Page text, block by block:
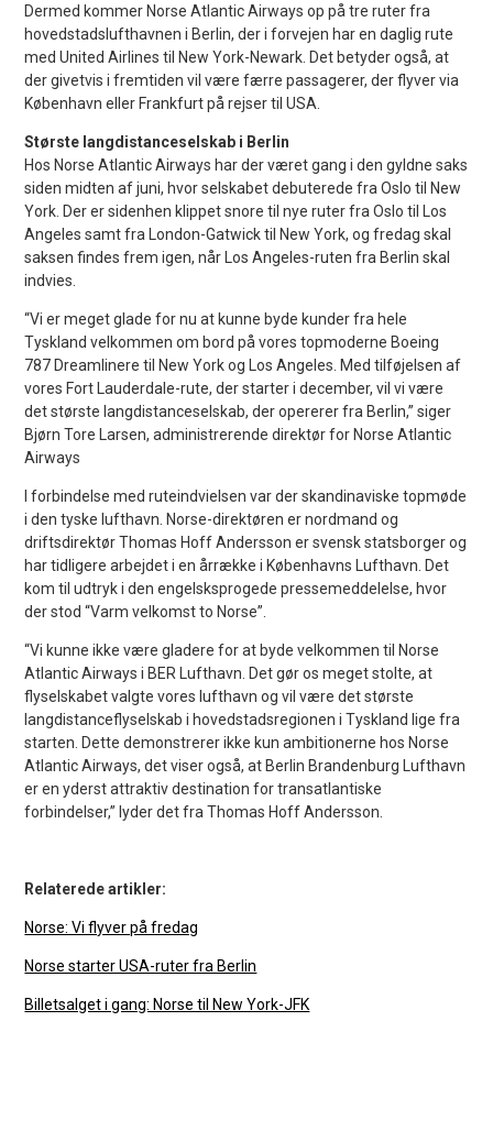
Dermed kommer Norse Atlantic Airways op på tre ruter fra
hovedstadslufthavnen i Berlin, der i forvejen har en daglig rute
med United Airlines til New York-Newark. Det betyder også, at
der givetvis i fremtiden vil være færre passagerer, der flyver via
København eller Frankfurt på rejser til USA.
Største langdistanceselskab i Berlin
Hos Norse Atlantic Airways har der været gang i den gyldne saks
siden midten af juni, hvor selskabet debuterede fra Oslo til New
York. Der er sidenhen klippet snore til nye ruter fra Oslo til Los
Angeles samt fra London-Gatwick til New York, og fredag skal
saksen findes frem igen, når Los Angeles-ruten fra Berlin skal
indvies.
“Vi er meget glade for nu at kunne byde kunder fra hele
Tyskland velkommen om bord på vores topmoderne Boeing
787 Dreamlinere til New York og Los Angeles. Med tilføjelsen af ​​
vores Fort Lauderdale-rute, der starter i december, vil vi være
det største langdistanceselskab, der opererer fra Berlin,” siger
Bjørn Tore Larsen, administrerende direktør for Norse Atlantic
Airways
I forbindelse med ruteindvielsen var der skandinaviske topmøde
i den tyske lufthavn. Norse-direktøren er nordmand og
driftsdirektør Thomas Hoff Andersson er svensk statsborger og
har tidligere arbejdet i en årrække i Københavns Lufthavn. Det
kom til udtryk i den engelsksprogede pressemeddelelse, hvor
der stod “Varm velkomst to Norse”.
“Vi kunne ikke være gladere for at byde velkommen til Norse
Atlantic Airways i BER Lufthavn. Det gør os meget stolte, at
flyselskabet valgte vores lufthavn og vil være det største
langdistanceflyselskab i hovedstadsregionen i Tyskland lige fra
starten. Dette demonstrerer ikke kun ambitionerne hos Norse
Atlantic Airways, det viser også, at Berlin Brandenburg Lufthavn
er en yderst attraktiv destination for transatlantiske
forbindelser,” lyder det fra Thomas Hoff Andersson.
Relaterede artikler:
Norse: Vi flyver på fredag
Norse starter USA-ruter fra Berlin
Billetsalget i gang: Norse til New York-JFK